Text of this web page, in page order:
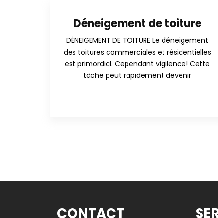
Déneigement de toiture
DÉNEIGEMENT DE TOITURE Le déneigement
des toitures commerciales et résidentielles
est primordial. Cependant vigilence! Cette
tâche peut rapidement devenir
CONTACT